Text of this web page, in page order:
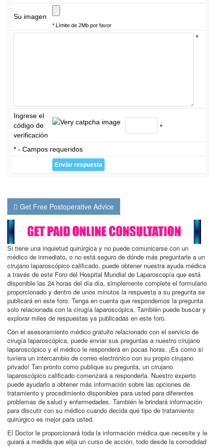
Su imagen
* Límite de 2Mb por favor
*
Ingrese el
código de
verificación
*
* - Campos requeridos
Get Free Postoperative Advice
Si tiene una inquietud quirúrgica y no puede comunicarse con un
médico de inmediato, o no está seguro de dónde más preguntarle a un
cirujano laparoscópico calificado, puede obtener nuestra ayuda médica
a través de este Foro del Hospital Mundial de Laparoscopía que está
disponible las 24 horas del día día, simplemente complete el formulario
proporcionado y dentro de unos minutos la respuesta a su pregunta se
publicará en este foro. Tenga en cuenta que respondemos la pregunta
solo relacionada con la cirugía laparoscópica. También puede buscar y
explorar miles de respuestas ya publicadas en este foro.
Con el asesoramiento médico gratuito relacionado con el servicio de
cirugía laparoscópica, puede enviar sus preguntas a nuestro cirujano
laparoscópico y el médico le responderá en pocas horas. ¡Es como si
tuviera un intercambio de correo electrónico con su propio cirujano
privado! Tan pronto como publique su pregunta, un cirujano
laparoscópico calificado comenzará a responderla. Nuestro experto
puede ayudarlo a obtener más información sobre las opciones de
tratamiento y procedimiento disponibles para usted para diferentes
problemas de salud y enfermedades. También le brindará información
para discutir con su médico cuando decida qué tipo de tratamiento
quirúrgico es mejor para usted.
El Doctor le proporcionará toda la información médica que necesite y le
guiará a medida que elija un curso de acción, todo desde la comodidad